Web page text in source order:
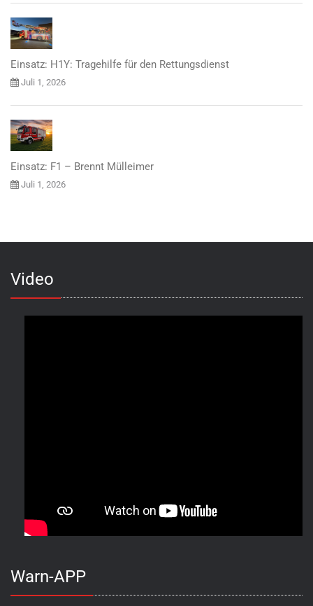
Einsatz: H1Y: Tragehilfe für den Rettungsdienst
Juli 1, 2026
Einsatz: F1 – Brennt Mülleimer
Juli 1, 2026
Video
Warn-APP